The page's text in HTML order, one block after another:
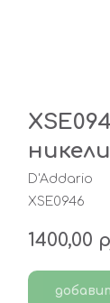
D'Addario
XSE0946
1400,00